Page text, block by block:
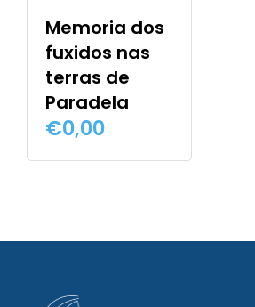
Memoria dos
fuxidos nas
terras de
Paradela
€0,00